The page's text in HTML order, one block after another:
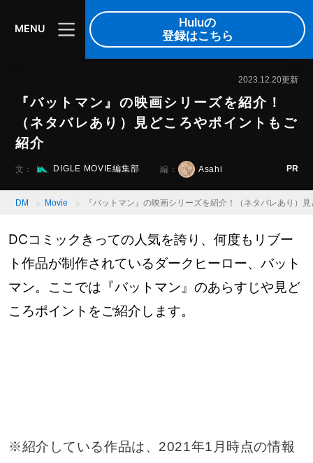
DIGLE MOVIE 音楽
MENU
Huluの
登録はこちら
2023.12.20更新
『バットマン』の映画シリーズを紹介！
（ネタバレあり）見どころやポイントもご
紹介
文： DIGLE MOVIE編集部 編： Asahi PR
DM Movie 『バットマン』の映画シリーズを紹介！（ネタバレあり）
DCコミックきっての人気を誇り、何度もリブー
ト作品が制作されているダークヒーロー、バット
マン。ここでは『バットマン』のあらすじや見ど
ころポイントをご紹介します。
※紹介している作品は、2021年1月時点の情報